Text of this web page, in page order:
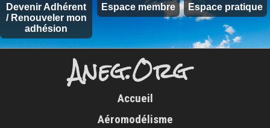
Devenir Adhérent
/ Renouveler mon
adhésion
Espace membre Espace pratique
Aneg.Org
Accueil
Aéromodélisme